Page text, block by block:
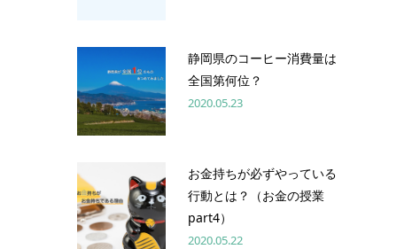
静岡県のコーヒー消費量は
全国第何位？
2020.05.23
お金持ちが必ずやっている
行動とは？（お金の授業
part4）
2020.05.22